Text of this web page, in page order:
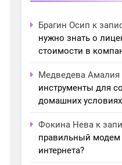
Брагин Осип к
нужно знать о
стоимости в
Медведева Амалия
инструменты для
домашних условиях
Фокина Нева к
правильный
интернета?